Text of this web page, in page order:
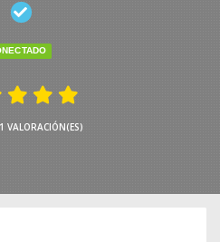
1 VALORACIÓN(ES)